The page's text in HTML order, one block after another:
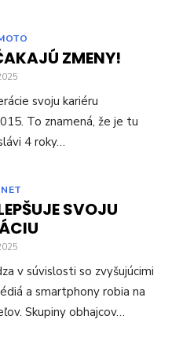
ZMENY!
svoju kariéru
To znamená, že je tu
4 roky…
SVOJU
v súvislosti so zvyšujúcimi
a smartphony robia na
Skupiny obhajcov…